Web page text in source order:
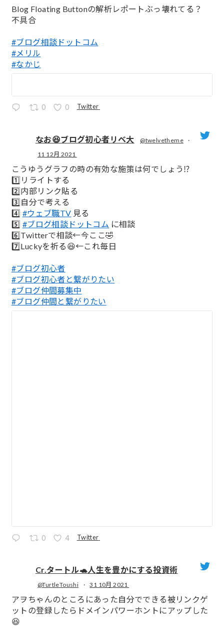
Blog Floating Buttonの解析レポートぶっ壊れてる？
不具合
#ブログ相談ドットコム
#メリル
#なかじ
0 0 Twitter
なお😆ブログ初心者リベ大 @twelvetheme
·
11 12月 2021
こうゆうグラフの時の有効な施策は何でしょう⁉️
1️⃣リライトする
2️⃣内部リンク貼る
3️⃣自分で考える
4️⃣ #ウェブ職TV 見る
5️⃣ #ブログ相談ドットコム に相談
6️⃣Twitterで相談←今ここ🤣
7️⃣Luckyを祈る😆←これ毎日
#ブログ初心者
#ブログ初心者と繋がりたい
#ブログ仲間募集中
#ブログ仲間と繋がりたい
0 4 Twitter
Cr.タートル🐢人生を豊かにする投資術
@TurtleToushi · 31 10月 2021
アヲちゃんのところにあった自分でできる被リンクゲ
ットの登録したらドメインパワーホントにアップした
😆